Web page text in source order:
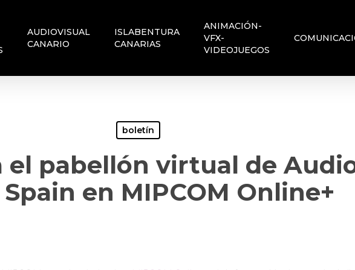
AUDIOVISUAL
CANARIO
ISLABENTURA
CANARIAS
ANIMACIÓN-
VFX-
VIDEOJUEGOS
boletín
el pabellón virtual de
en MIPCOM Online+